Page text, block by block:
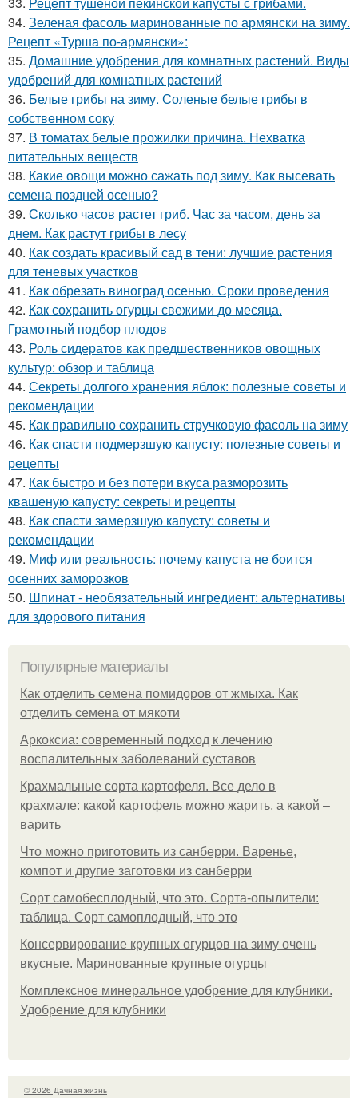
34. Зеленая фасоль маринованные по армянски на зиму.
Рецепт «Турша по-армянски»:
35. Домашние удобрения для комнатных растений. Виды
удобрений для комнатных растений
36. Белые грибы на зиму. Соленые белые грибы в
собственном соку
37. В томатах белые прожилки причина. Нехватка
питательных веществ
38. Какие овощи можно сажать под зиму. Как высевать
семена поздней осенью?
39. Сколько часов растет гриб. Час за часом, день за
днем. Как растут грибы в лесу
40. Как создать красивый сад в тени: лучшие растения
для теневых участков
41. Как обрезать виноград осенью. Сроки проведения
42. Как сохранить огурцы свежими до месяца.
Грамотный подбор плодов
43. Роль сидератов как предшественников овощных
культур: обзор и таблица
44. Секреты долгого хранения яблок: полезные советы и
рекомендации
45. Как правильно сохранить стручковую фасоль на зиму
46. Как спасти подмерзшую капусту: полезные советы и
рецепты
47. Как быстро и без потери вкуса разморозить
квашеную капусту: секреты и рецепты
48. Как спасти замерзшую капусту: советы и
рекомендации
49. Миф или реальность: почему капуста не боится
осенних заморозков
50. Шпинат - необязательный ингредиент: альтернативы
для здорового питания
Популярные материалы
Как отделить семена помидоров от жмыха. Как
отделить семена от мякоти
Аркоксиа: современный подход к лечению
воспалительных заболеваний суставов
Крахмальные сорта картофеля. Все дело в
крахмале: какой картофель можно жарить, а какой –
варить
Что можно приготовить из санберри. Варенье,
компот и другие заготовки из санберри
Сорт самобесплодный, что это. Сорта-опылители:
таблица. Сорт самоплодный, что это
Консервирование крупных огурцов на зиму очень
вкусные. Маринованные крупные огурцы
Комплексное минеральное удобрение для клубники.
Удобрение для клубники
© 2026 Дачная жизнь